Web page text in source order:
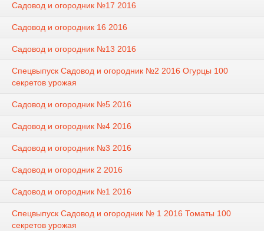
Садовод и огородник №17 2016
Садовод и огородник 16 2016
Садовод и огородник №13 2016
Спецвыпуск Садовод и огородник №2 2016 Огурцы 100
секретов урожая
Садовод и огородник №5 2016
Садовод и огородник №4 2016
Садовод и огородник №3 2016
Садовод и огородник 2 2016
Садовод и огородник №1 2016
Спецвыпуск Садовод и огородник № 1 2016 Томаты 100
секретов урожая